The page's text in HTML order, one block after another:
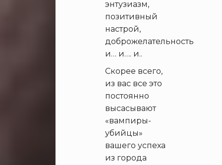
энтузиазм,
позитивный
настрой,
доброжелательность
и… и…. и..
Скорее всего,
из вас все это
постоянно
высасывают
«вампиры-
убийцы»
вашего успеха
из города